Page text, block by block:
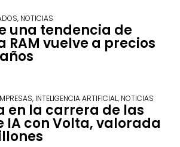
, NOTICIAS
una tendencia de
RAM vuelve a precios
, INTELIGENCIA ARTIFICIAL, NOTICIAS
en la carrera de las
IA con Volta, valorada